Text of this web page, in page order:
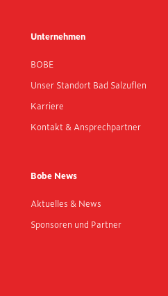
Unternehmen
BOBE
Unser Standort Bad Salzuflen
Karriere
Kontakt & Ansprechpartner
Bobe News
Aktuelles & News
Sponsoren und Partner